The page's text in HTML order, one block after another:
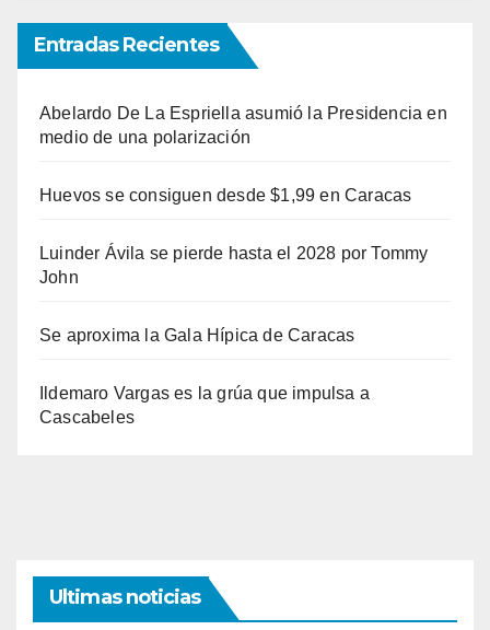
Entradas Recientes
Abelardo De La Espriella asumió la Presidencia en
medio de una polarización
Huevos se consiguen desde $1,99 en Caracas
Luinder Ávila se pierde hasta el 2028 por Tommy
John
Se aproxima la Gala Hípica de Caracas
Ildemaro Vargas es la grúa que impulsa a
Cascabeles
Ultimas noticias